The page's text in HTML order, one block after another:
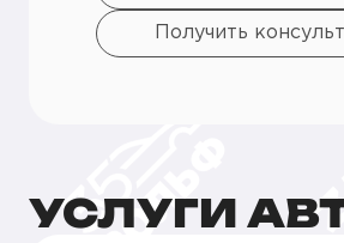
Получить
УСЛУГИ